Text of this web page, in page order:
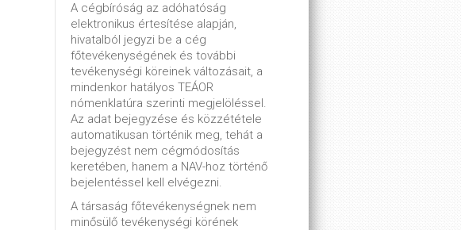
A cégbíróság az adóhatóság
elektronikus értesítése alapján,
hivatalból jegyzi be a cég
főtevékenységének és további
tevékenységi köreinek változásait, a
mindenkor hatályos TEÁOR
nómenklatúra szerinti megjelöléssel.
Az adat bejegyzése és közzététele
automatikusan történik meg, tehát a
bejegyzést nem cégmódosítás
keretében, hanem a NAV-hoz történő
bejelentéssel kell elvégezni.
A társaság főtevékenységnek nem
minősülő tevékenységi körének